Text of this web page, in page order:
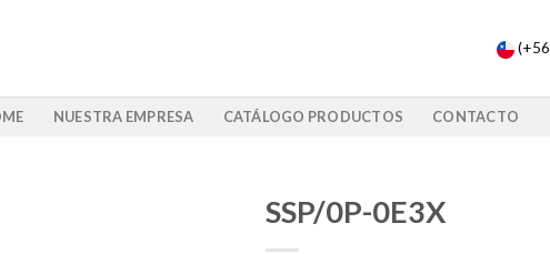
NUESTRA EMPRESA CATÁLOGO PRODUCTOS CONTACTO
SSP/0P-0E3X